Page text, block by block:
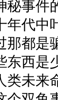
秘事件
年代中
那都是
东西是
类未来